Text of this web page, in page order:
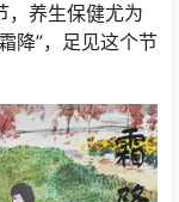
，养生保健尤为
降”，足见这个节